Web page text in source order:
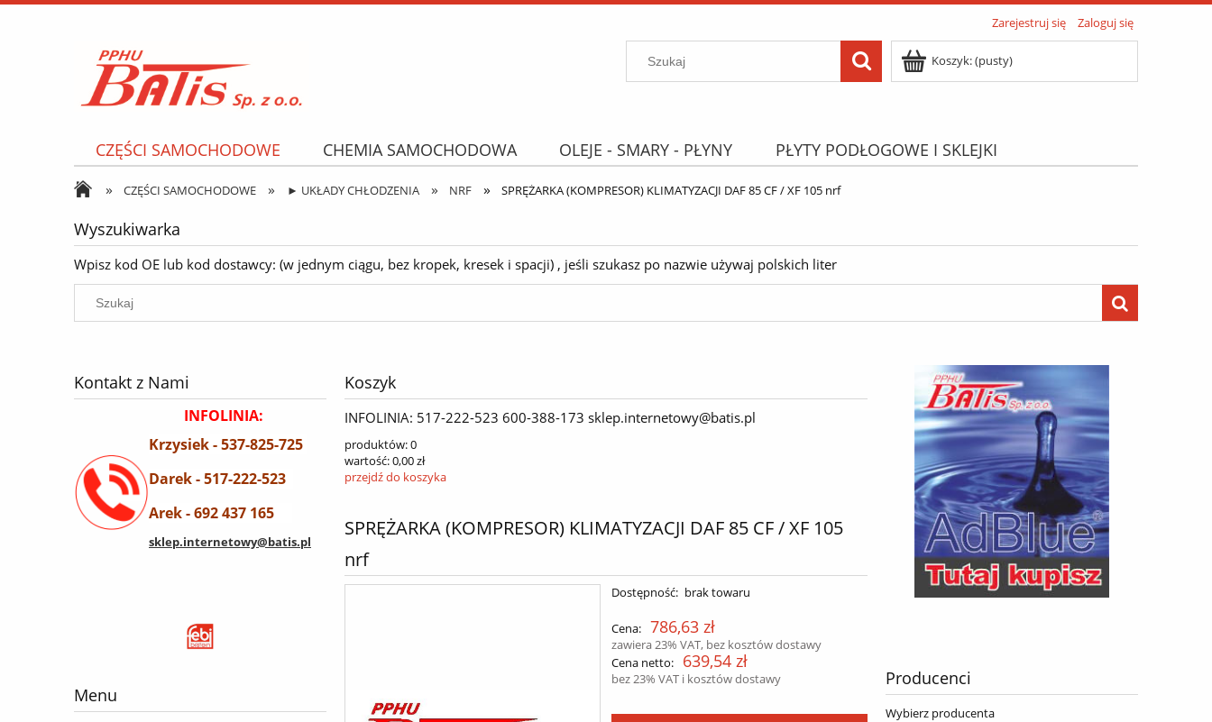
Zarejestruj się Zaloguj się
Koszyk:(pusty)
CZĘŚCI SAMOCHODOWE CHEMIA SAMOCHODOWA OLEJE - SMARY - PŁYNY
PŁYTY PODŁOGOWE I SKLEJKI
NARZĘDZIA I AKCESORIA
OPONY PROMOCJE WYPRZEDAŻ Wyszukiwarka "BATIS"
» CZĘŚCI SAMOCHODOWE » ► UKŁADY CHŁODZENIA » NRF » SPRĘŻARKA (KOMPRESOR) KLIMATYZACJI DAF 85 CF / XF 105 nrf
Wyszukiwarka
Wpisz kod OE lub kod dostawcy: (w jednym ciągu, bez kropek, kresek i spacji) , jeśli szukasz po nazwie używaj polskich liter
Kontakt z Nami
INFOLINIA:
Krzysiek - 537-825-725
Darek - 517-222-523
Arek - 692 437 165
sklep.internetowy@batis.pl
Menu
Koszyk
INFOLINIA: 517-222-523 600-388-173 sklep.internetowy@batis.pl
produktów:0
wartość:0,00 zł
przejdź do koszyka
SPRĘŻARKA (KOMPRESOR) KLIMATYZACJI DAF 85 CF / XF 105
nrf
Dostępność: brak towaru
Cena: 786,63 zł
zawiera 23% VAT, bez kosztów dostawy
Cena netto:
639,54 zł
bez 23% VAT i kosztów dostawy Producenci
Wybierz producenta